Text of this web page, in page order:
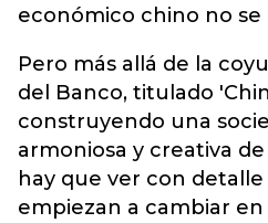
económico chino no
Pero más allá de la
del Banco, titulado
construyendo una
armoniosa y creativa
hay que ver con
empiezan a cambiar